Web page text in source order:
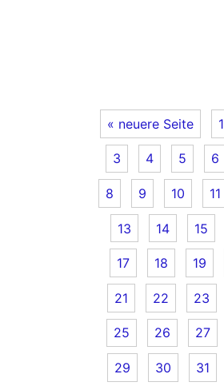
« neuere Seite 1
3 4 5 6
8 9 10 11
13 14 15
17 18 19
21 22 23
25 26 27
29 30 31